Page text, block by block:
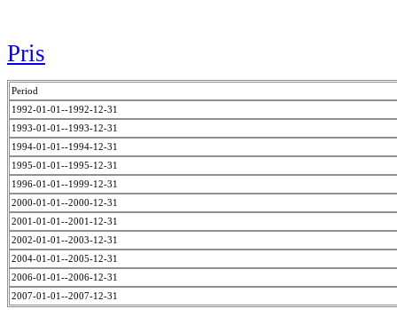
Pris
Period
1992-01-01--1992-12-31
1993-01-01--1993-12-31
1994-01-01--1994-12-31
1995-01-01--1995-12-31
1996-01-01--1999-12-31
2000-01-01--2000-12-31
2001-01-01--2001-12-31
2002-01-01--2003-12-31
2004-01-01--2005-12-31
2006-01-01--2006-12-31
2007-01-01--2007-12-31